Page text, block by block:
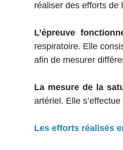
réaliser des efforts de
L’épreuve
respiratoire. Elle
afin de mesurer
La mesure de la
artériel. Elle
Les efforts réalisés